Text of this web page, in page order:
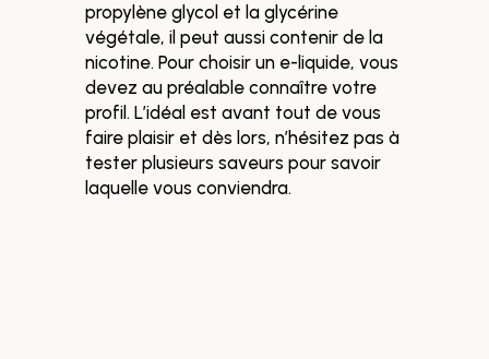
propylène glycol et la glycérine
végétale, il peut aussi contenir de la
nicotine. Pour choisir un e-liquide, vous
devez au préalable connaître votre
profil. L’idéal est avant tout de vous
faire plaisir et dès lors, n’hésitez pas à
tester plusieurs saveurs pour savoir
laquelle vous conviendra.